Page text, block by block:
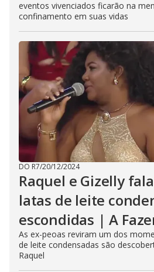
eventos vivenciados ficarão na
confinamento em suas vidas
DO R7/20/12/2024
Raquel e Gizelly
latas de leite
escondidas | A
As ex-peoas reviram um dos
de leite condensadas são
Raquel